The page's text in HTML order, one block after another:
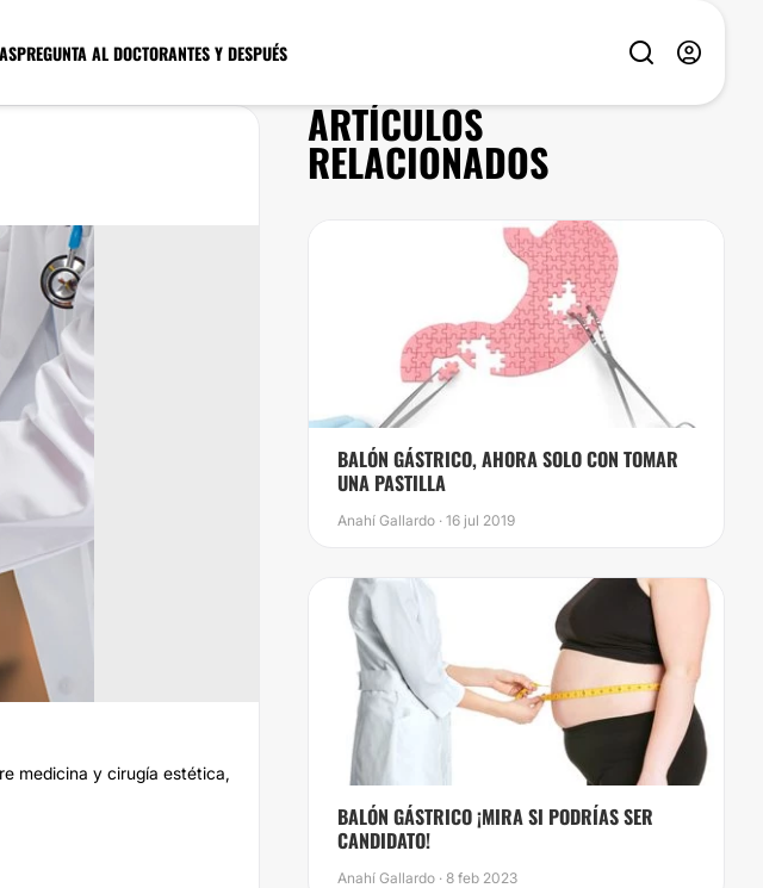
PREGUNTA AL DOCTORANTES Y DESPUÉS
medicina y cirugía estética,
ARTÍCULOS
RELACIONADOS
BALÓN GÁSTRICO, AHORA SOLO CON TOMAR
UNA PASTILLA
Anahí Gallardo · 16 jul 2019
​BALÓN GÁSTRICO ¡MIRA SI PODRÍAS SER
CANDIDATO!
Anahí Gallardo · 8 feb 2023